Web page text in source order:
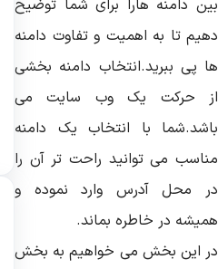
دامنه هارا برای شما توضیح
تا به اهمیت و تفاوت دامنه
پی ببرید.انتخاب دامنه بخشی
حرکت یک وب سایت می
با انتخاب یک دامنه
می توانید راحت تر آن را
محل آدرس وارد نموده و
در خاطره بماند.
این بخش می خواهیم به بخش